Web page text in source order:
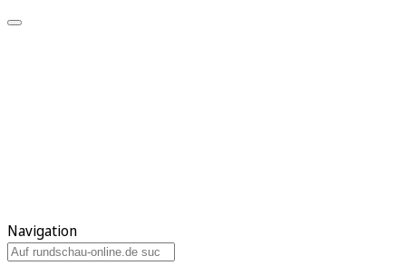
Navigation